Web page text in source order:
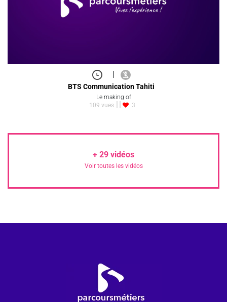
BTS Communication Tahiti
Le making of
109 vues
3
+ 29 vidéos
Voir toutes les vidéos